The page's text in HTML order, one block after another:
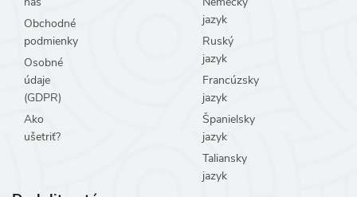
Obchodné
podmienky
Osobné
údaje
(GDPR)
Ako
ušetriť?
jazyk
Ruský
jazyk
Francúzsky
jazyk
Španielsky
jazyk
Taliansky
jazyk